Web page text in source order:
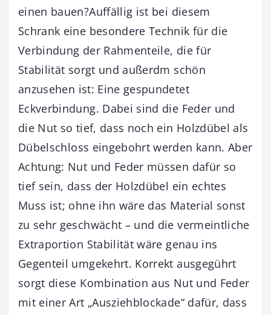
einen bauen?Auffällig ist bei diesem
Schrank eine besondere Technik für die
Verbindung der Rahmenteile, die für
Stabilität sorgt und außerdm schön
anzusehen ist: Eine gespundetet
Eckverbindung. Dabei sind die Feder und
die Nut so tief, dass noch ein Holzdübel als
Dübelschloss eingebohrt werden kann. Aber
Achtung: Nut und Feder müssen dafür so
tief sein, dass der Holzdübel ein echtes
Muss ist; ohne ihn wäre das Material sonst
zu sehr geschwächt – und die vermeintliche
Extraportion Stabilität wäre genau ins
Gegenteil umgekehrt. Korrekt ausgegührt
sorgt diese Kombination aus Nut und Feder
mit einer Art „Ausziehblockade“ dafür, dass